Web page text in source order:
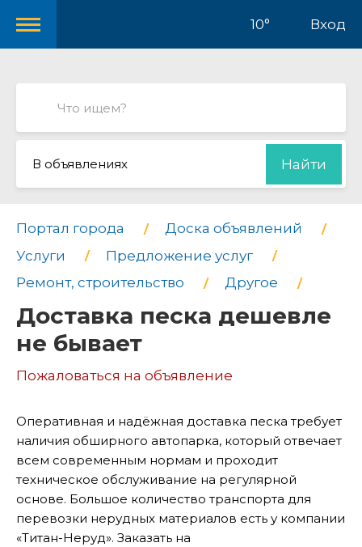
10° Вход
В объявлениях Найти
Портал города
Доска объявлений
Услуги
Предложение услуг
Ремонт, строительство
Другое
Доставка песка дешевле
не бывает
Пожаловаться на объявление
Оперативная и надёжная доставка песка требует
наличия обширного автопарка, который отвечает
всем современным нормам и проходит
техническое обслуживание на регулярной
основе. Большое количество транспорта для
перевозки нерудных материалов есть у компании
«Титан-Неруд». Заказать на